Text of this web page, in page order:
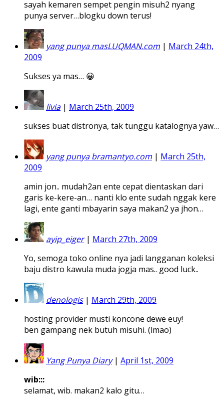
sayah kemaren sempet pengin misuh2 nyang
punya server…blogku down terus!
yang punya masLUQMAN.com | March 24th,
2009
Sukses ya mas… 😀
livia| March 25th, 2009
sukses buat distronya, tak tunggu katalognya yaw…
yang punya bramantyo.com | March 25th,
2009
amin jon.. mudah2an ente cepat dientaskan dari
garis ke-kere-an… nanti klo ente sudah nggak kere
lagi, ente ganti mbayarin saya makan2 ya jhon…
ayip_eiger| March 27th, 2009
Yo, semoga toko online nya jadi langganan koleksi
baju distro kawula muda jogja mas.. good luck..
denologis| March 29th, 2009
hosting provider musti koncone dewe euy!
ben gampang nek butuh misuhi. (lmao)
Yang Punya Diary| April 1st, 2009
wib:::
selamat, wib. makan2 kalo gitu…